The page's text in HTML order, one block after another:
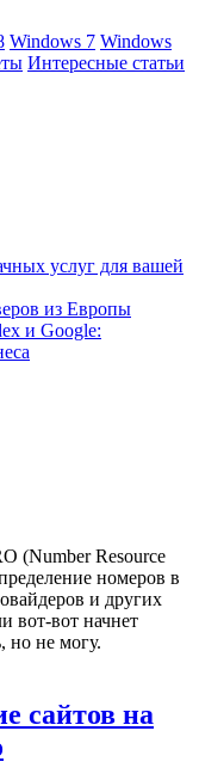
Windows 7 Windows
Интересные статьи
услуг для вашей
из Европы
и Google:
(Number Resource
номеров в
и других
вот-вот начнет
но не могу.
сайтов на